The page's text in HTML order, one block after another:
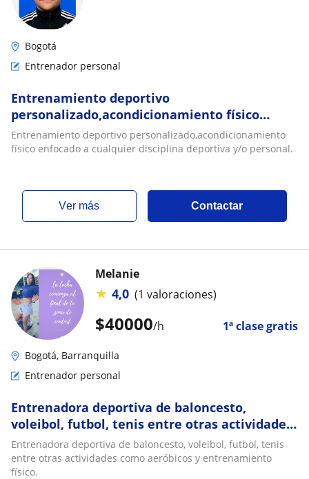
Bogotá
Entrenador personal
Entrenamiento deportivo
personalizado,acondicionamiento físico
enfocado a cualquier disciplina deportiva y/o
personal
Entrenamiento deportivo personalizado,acondicionamiento
físico enfocado a cualquier disciplina deportiva y/o personal.
ver más Contactar
$40000/h 1ª clase gratis
Melanie
★ 4,0 (1 valoraciones)
Bogotá, Barranquilla
Entrenador personal
Entrenadora deportiva de baloncesto,
voleibol, futbol, tenis entre otras actividades
como aeróbicos y entrenamiento físico
Entrenadora deportiva de baloncesto, voleibol, futbol, tenis
entre otras actividades como aeróbicos y entrenamiento
físico.